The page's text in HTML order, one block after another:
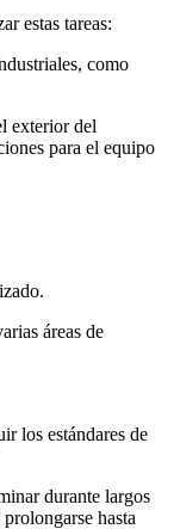
estas tareas:
como
exterior del
para el equipo
áreas de
los estándares de
durante largos
hasta